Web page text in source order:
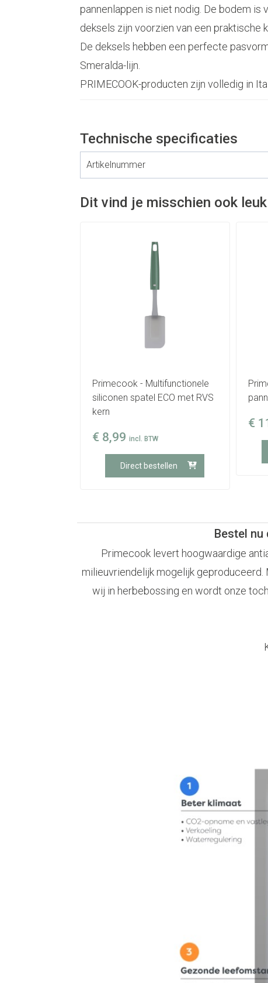
pannenlappen is niet nodig. De bodem is
deksels zijn voorzien van een praktische
De deksels hebben een perfecte
Smeralda-lijn.
PRIMECOOK-producten zijn volledig in
Technische specificaties
Artikelnummer
Dit vind je misschien ook
Primecook - Multifunctionele
siliconen spatel ECO met RVS
kern
€ 8,99 incl. BTW
Direct bestellen
€
Bestel nu
Primecook levert hoogwaardige
milieuvriendelijk mogelijk geproduceerd.
wij in herbebossing en wordt onze